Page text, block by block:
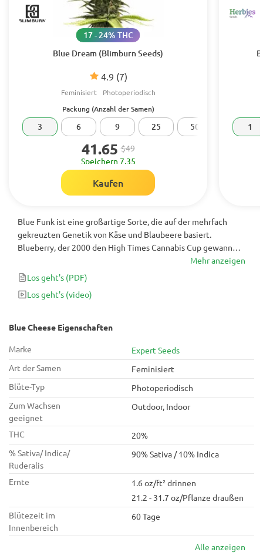
Blue Dream (Blimburn Seeds)
4.9 (7)
17 - 24% THC
Feminisiert Photoperiodisch
Packung (Anzahl der Samen)
3 6 9 25 50 100
41.65 $49
Speichern 7.35
Kaufen
1
Blue Funk ist eine großartige Sorte, die auf der mehrfach
gekreuzten Genetik von Käse und Blaubeere basiert.
Blueberry, der 2000 den High Times Cannabis Cup gewann
und im folgenden Jahr Zweiter wurde, ist ein echtes
genetisches Juwel.
Mehr anzeigen
Los geht's (PDF)
Los geht's (video)
Blue Cheese Eigenschaften
Marke
Expert Seeds
Art der Samen
Feminisiert
Blüte-Typ
Photoperiodisch
Zum Wachsen
geeignet
Outdoor, Indoor
THC
20%
% Sativa/ Indica/
Ruderalis
90% Sativa / 10% Indica
Ernte
1.6 oz/ft² drinnen
21.2 - 31.7 oz/Pflanze draußen
Blütezeit im
Innenbereich
60 Tage
Alle anzeigen